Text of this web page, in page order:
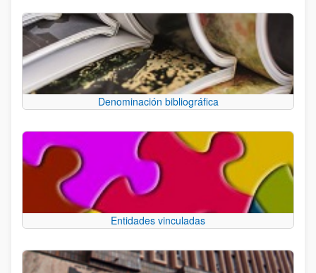
Denominación bibliográfica
Entidades vinculadas